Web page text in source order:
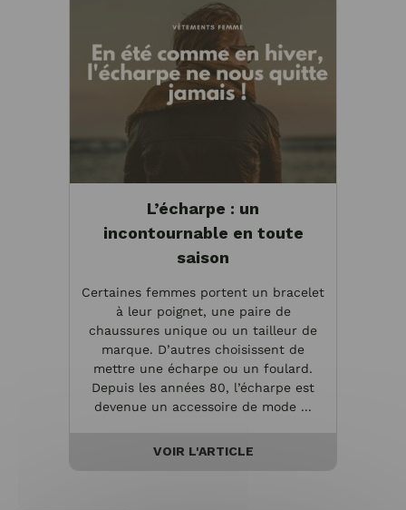
L’écharpe : un
incontournable en toute
saison
Certaines femmes portent un bracelet
à leur poignet, une paire de
chaussures unique ou un tailleur de
marque. D’autres choisissent de
mettre une écharpe ou un foulard.
Depuis les années 80, l’écharpe est
devenue un accessoire de mode ...
VOIR L'ARTICLE